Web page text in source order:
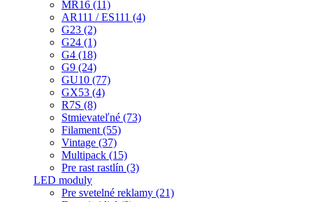
MR16 (11)
AR111 / ES111 (4)
G23 (2)
G24 (1)
G4 (18)
G9 (24)
GU10 (77)
GX53 (4)
R7S (8)
Stmievateľné (73)
Filament (55)
Vintage (37)
Multipack (15)
Pre rast rastlín (3)
LED moduly
Pre svetelné reklamy (21)